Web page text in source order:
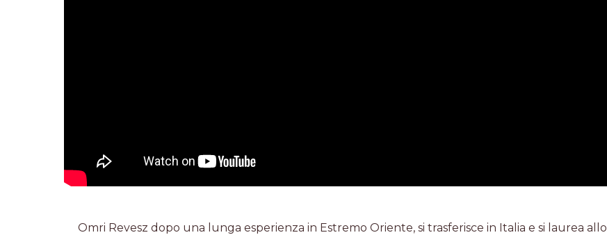
Omri Revesz dopo una lunga esperienza in Estremo Oriente, si trasferisce in Italia e si laurea allo